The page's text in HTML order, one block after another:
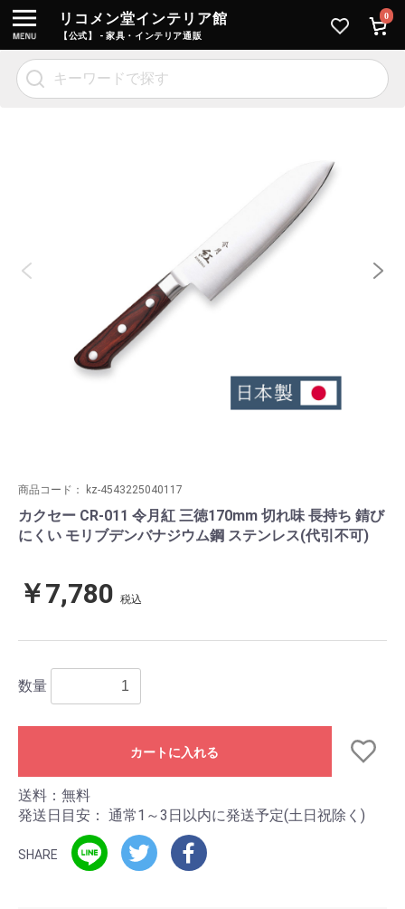
リコメン堂インテリア館
【公式】 - 家具・インテリア通販
0
商品コード： kz-4543225040117
カクセー CR-011 令月紅 三徳170mm 切れ味 長持ち 錆び
にくい モリブデンバナジウム鋼 ステンレス(代引不可)
￥7,780 税込
数量
カートに入れる
送料：無料
発送日目安： 通常1～3日以内に発送予定(土日祝除く)
SHARE